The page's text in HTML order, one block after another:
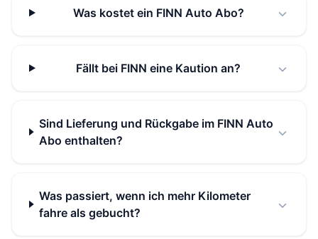
Was kostet ein FINN Auto Abo?
Fällt bei FINN eine Kaution an?
Sind Lieferung und Rückgabe im FINN Auto
Abo enthalten?
Was passiert, wenn ich mehr Kilometer
fahre als gebucht?